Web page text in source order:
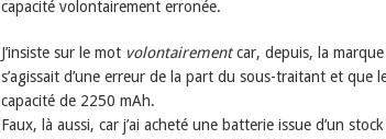
capacité volontairement erronée.
J’insiste sur le mot volontairementcar, depuis, la marque
s’agissait d’une erreur de la part du sous-traitant et que
capacité de 2250 mAh.
Faux, là aussi, car j’ai acheté une batterie issue d’un